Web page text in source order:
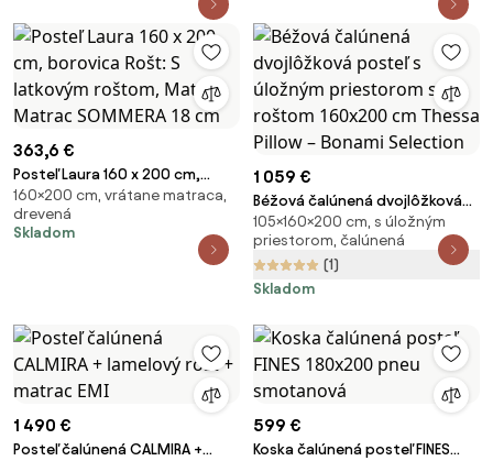
363,6 €
Posteľ Laura 160 x 200 cm,
borovica Rošt: S latkovým
roštom, Matrac: Matrac
SOMMERA 18 cm
160×200 cm, vrátane matraca,
drevená
Skladom
1 059 €
Béžová čalúnená dvojlôžková
posteľ s úložným priestorom s
roštom 160x200 cm Thessa
Pillow – Bonami Selection
105×160×200 cm, s úložným
priestorom, čalúnená
(1)
Skladom
1 490 €
Posteľ čalúnená CALMIRA +
599 €
Koska čalúnená posteľ FINES